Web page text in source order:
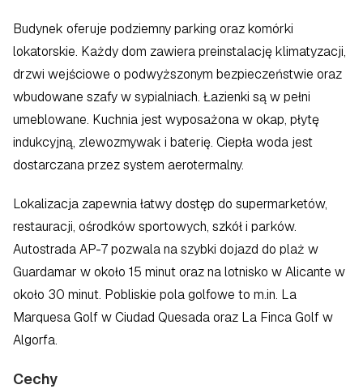
Budynek oferuje podziemny parking oraz komórki
lokatorskie. Każdy dom zawiera preinstalację klimatyzacji,
drzwi wejściowe o podwyższonym bezpieczeństwie oraz
wbudowane szafy w sypialniach. Łazienki są w pełni
umeblowane. Kuchnia jest wyposażona w okap, płytę
indukcyjną, zlewozmywak i baterię. Ciepła woda jest
dostarczana przez system aerotermalny.
Lokalizacja zapewnia łatwy dostęp do supermarketów,
restauracji, ośrodków sportowych, szkół i parków.
Autostrada AP-7 pozwala na szybki dojazd do plaż w
Guardamar w około 15 minut oraz na lotnisko w Alicante w
około 30 minut. Pobliskie pola golfowe to m.in. La
Marquesa Golf w Ciudad Quesada oraz La Finca Golf w
Algorfa.
Cechy